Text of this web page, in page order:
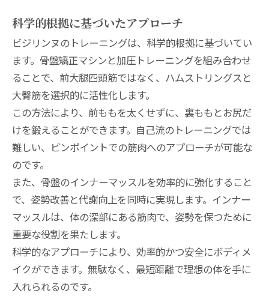
科学的根拠に基づいたアプローチ
ビジリンヌのトレーニングは、科学的根拠に基づいてい
ます。骨盤矯正マシンと加圧トレーニングを組み合わせ
ることで、前大腿四頭筋ではなく、ハムストリングスと
大臀筋を選択的に活性化します。
この方法により、前ももを太くせずに、裏ももとお尻だ
けを鍛えることができます。自己流のトレーニングでは
難しい、ピンポイントでの筋肉へのアプローチが可能な
のです。
また、骨盤のインナーマッスルを効率的に強化すること
で、姿勢改善と代謝向上を同時に実現します。インナー
マッスルは、体の深部にある筋肉で、姿勢を保つために
重要な役割を果たします。
科学的なアプローチにより、効率的かつ安全にボディメ
イクができます。無駄なく、最短距離で理想の体を手に
入れられるのです。